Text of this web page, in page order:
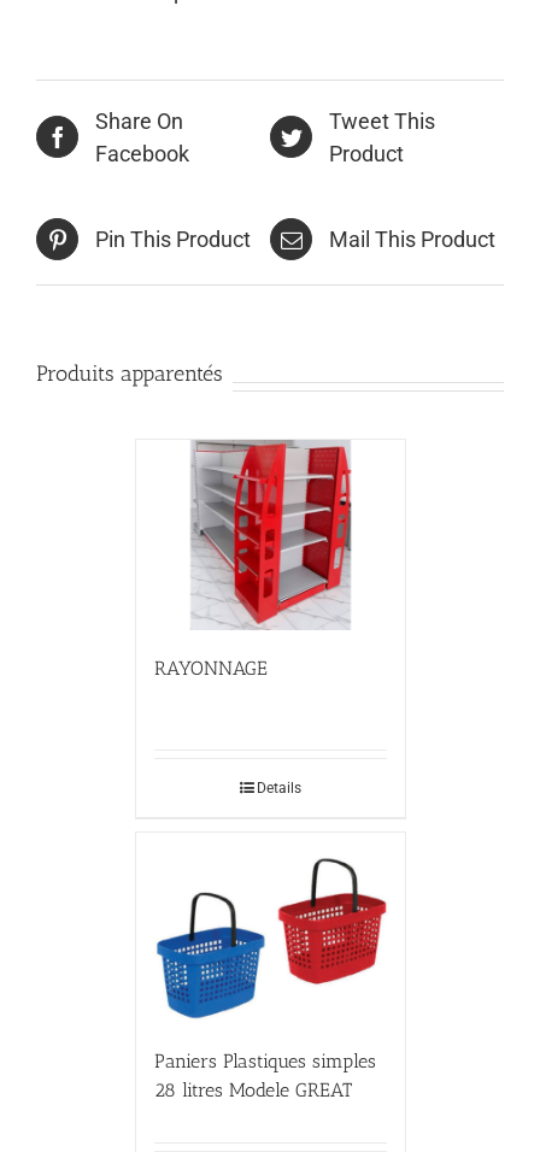
Share On
Facebook
Tweet This
Product
Pin This Product Mail This Product
Produits apparentés
RAYONNAGE
Details
Paniers Plastiques simples
28 litres Modele GREAT